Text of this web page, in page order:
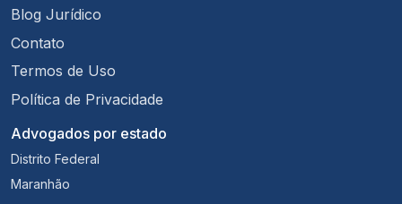
Blog Jurídico
Contato
Termos de Uso
Política de Privacidade
Advogados por estado
Distrito Federal
Maranhão